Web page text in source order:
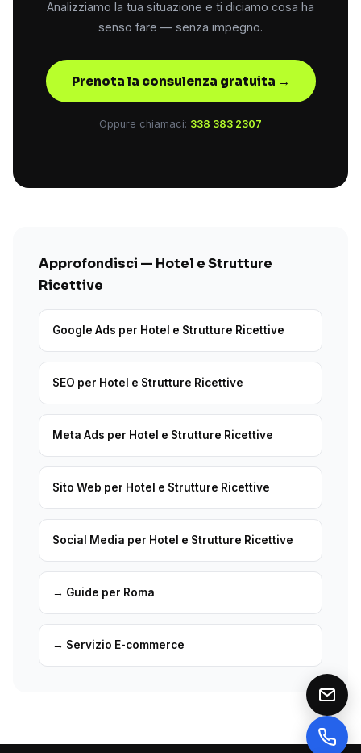
Analizziamo la tua situazione e ti diciamo cosa ha
senso fare — senza impegno.
Prenota la consulenza gratuita →
Oppure chiamaci: 338 383 2307
Approfondisci — Hotel e Strutture
Ricettive
Google Ads per Hotel e Strutture Ricettive
SEO per Hotel e Strutture Ricettive
Meta Ads per Hotel e Strutture Ricettive
Sito Web per Hotel e Strutture Ricettive
Social Media per Hotel e Strutture Ricettive
→ Guide per Roma
→ Servizio E-commerce